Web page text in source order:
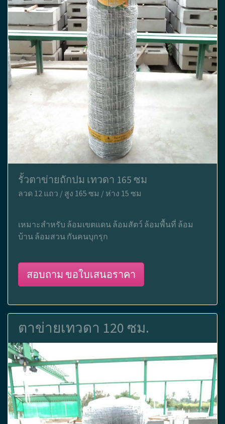
รั้วตาข่ายถักปม เทวดา 165 ซม
ลวด 12 แถว / สูง 165 ซม / ห่าง 15 ซม
เหมาะสำหรับ ล้อมเขตแดน ล้อมสัตว์ ล้อมพื้นที่ ล้อม
บ้าน ล้อมสวน กันคนบุกรุก
สอบถาม ขอใบเสนอราคา
ตาข่ายเทวดา 120 ซม.